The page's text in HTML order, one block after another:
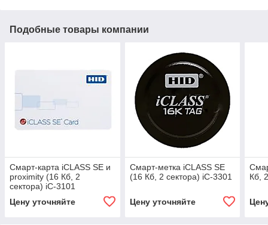
Подобные товары компании
Смарт-карта iCLASS SE и
proximity (16 Кб, 2
сектора) iC-3101
Цену уточняйте
Смарт-метка iCLASS SE
(16 Кб, 2 сектора) iC-3301
Цену уточняйте
Кб,